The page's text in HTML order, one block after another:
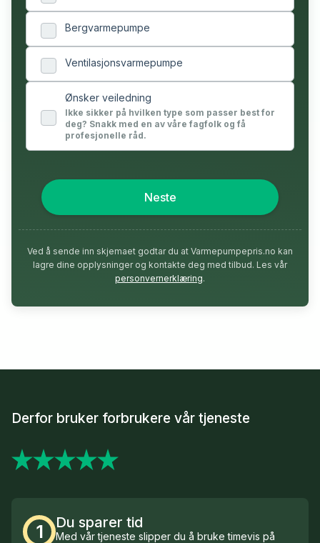
Bergvarmepumpe
Ventilasjonsvarmepumpe
Ønsker veiledning
Ikke sikker på hvilken type som passer best for
deg? Snakk med en av våre fagfolk og få
profesjonelle råd.
Neste
Ved å sende inn skjemaet godtar du at Varmepumpepris.no kan
lagre dine opplysninger og kontakte deg med tilbud. Les vår
personvernerklæring.
Derfor bruker forbrukere vår tjeneste
1 Du sparer tid
Med vår tjeneste slipper du å bruke timevis på